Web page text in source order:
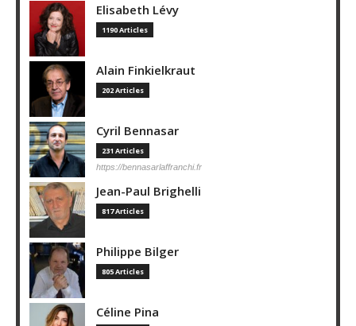
Elisabeth Lévy
1190 Articles
Alain Finkielkraut
202 Articles
Cyril Bennasar
231 Articles
https://bennasarlaffranchi.fr
Jean-Paul Brighelli
817 Articles
Philippe Bilger
805 Articles
Céline Pina